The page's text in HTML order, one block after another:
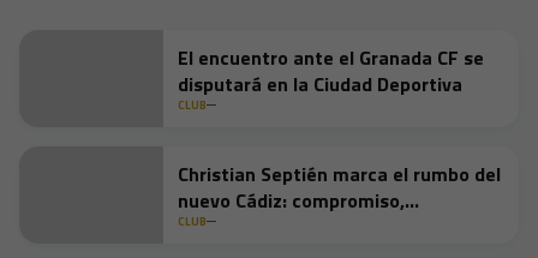
El encuentro ante el Granada CF se
disputará en la Ciudad Deportiva
CLUB
Christian Septién marca el rumbo del
nuevo Cádiz: compromiso,
transparencia y ambición
CLUB